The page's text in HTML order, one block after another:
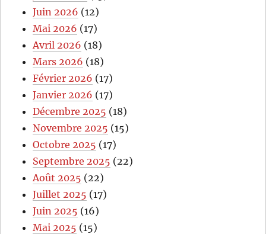
Juin 2026 (12)
Mai 2026 (17)
Avril 2026 (18)
Mars 2026 (18)
Février 2026 (17)
Janvier 2026 (17)
Décembre 2025 (18)
Novembre 2025 (15)
Octobre 2025 (17)
Septembre 2025 (22)
Août 2025 (22)
Juillet 2025 (17)
Juin 2025 (16)
Mai 2025 (15)